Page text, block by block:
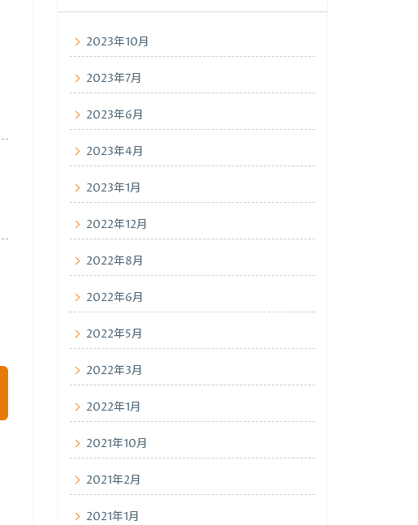
2023年10月
2023年7月
2023年6月
2023年4月
2023年1月
2022年12月
2022年8月
2022年6月
2022年5月
2022年3月
2022年1月
2021年10月
2021年2月
2021年1月